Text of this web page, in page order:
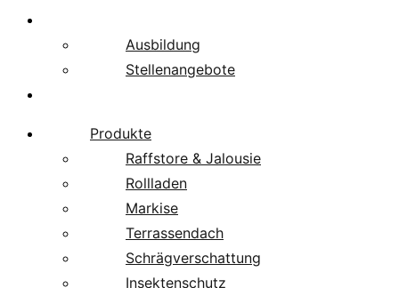
Ausbildung
Stellenangebote
Produkte
Raffstore & Jalousie
Rollladen
Markise
Terrassendach
Schrägverschattung
Insektenschutz